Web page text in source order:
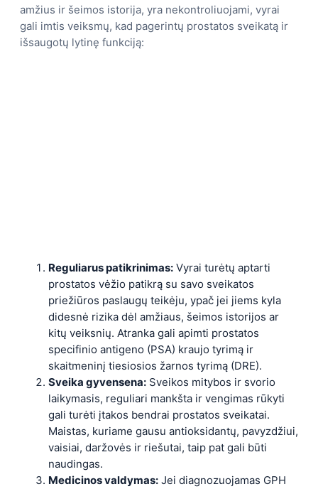
amžius ir šeimos istorija, yra nekontroliuojami, vyrai
gali imtis veiksmų, kad pagerintų prostatos sveikatą ir
išsaugotų lytinę funkciją:
Reguliarus patikrinimas: Vyrai turėtų aptarti
prostatos vėžio patikrą su savo sveikatos
priežiūros paslaugų teikėju, ypač jei jiems kyla
didesnė rizika dėl amžiaus, šeimos istorijos ar
kitų veiksnių. Atranka gali apimti prostatos
specifinio antigeno (PSA) kraujo tyrimą ir
skaitmeninį tiesiosios žarnos tyrimą (DRE).
Sveika gyvensena: Sveikos mitybos ir svorio
laikymasis, reguliari mankšta ir vengimas rūkyti
gali turėti įtakos bendrai prostatos sveikatai.
Maistas, kuriame gausu antioksidantų, pavyzdžiui,
vaisiai, daržovės ir riešutai, taip pat gali būti
naudingas.
Medicinos valdymas: Jei diagnozuojamas GPH